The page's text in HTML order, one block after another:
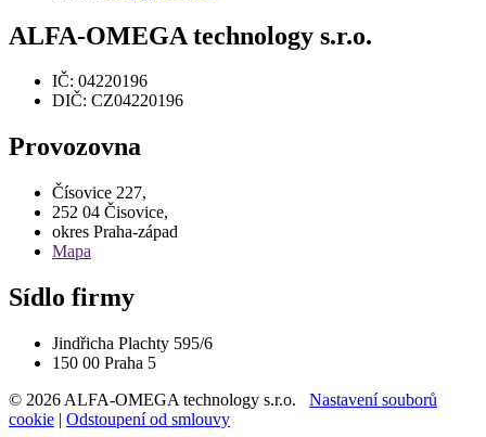
ALFA-OMEGA technology s.r.o.
IČ: 04220196
DIČ: CZ04220196
Provozovna
Čísovice 227,
252 04 Čisovice,
okres Praha-západ
Mapa
Sídlo firmy
Jindřicha Plachty 595/6
150 00 Praha 5
© 2026 ALFA-OMEGA technology s.r.o.
Nastavení souborů
cookie | Odstoupení od smlouvy